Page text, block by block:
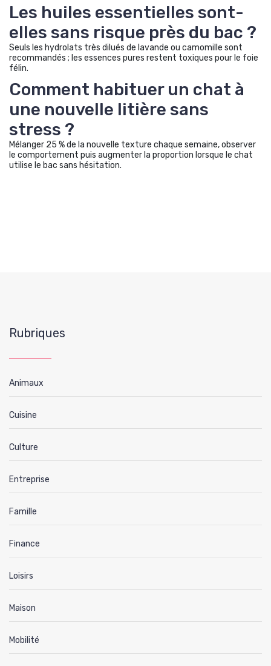
Les huiles essentielles sont-
elles sans risque près du bac ?
Seuls les hydrolats très dilués de lavande ou camomille sont
recommandés ; les essences pures restent toxiques pour le foie
félin.
Comment habituer un chat à
une nouvelle litière sans
stress ?
Mélanger 25 % de la nouvelle texture chaque semaine, observer
le comportement puis augmenter la proportion lorsque le chat
utilise le bac sans hésitation.
Rubriques
Animaux
Cuisine
Culture
Entreprise
Famille
Finance
Loisirs
Maison
Mobilité